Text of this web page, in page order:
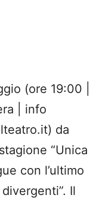
(ore 19:00 |
| info
da
“Unica
con l’ultimo
Il